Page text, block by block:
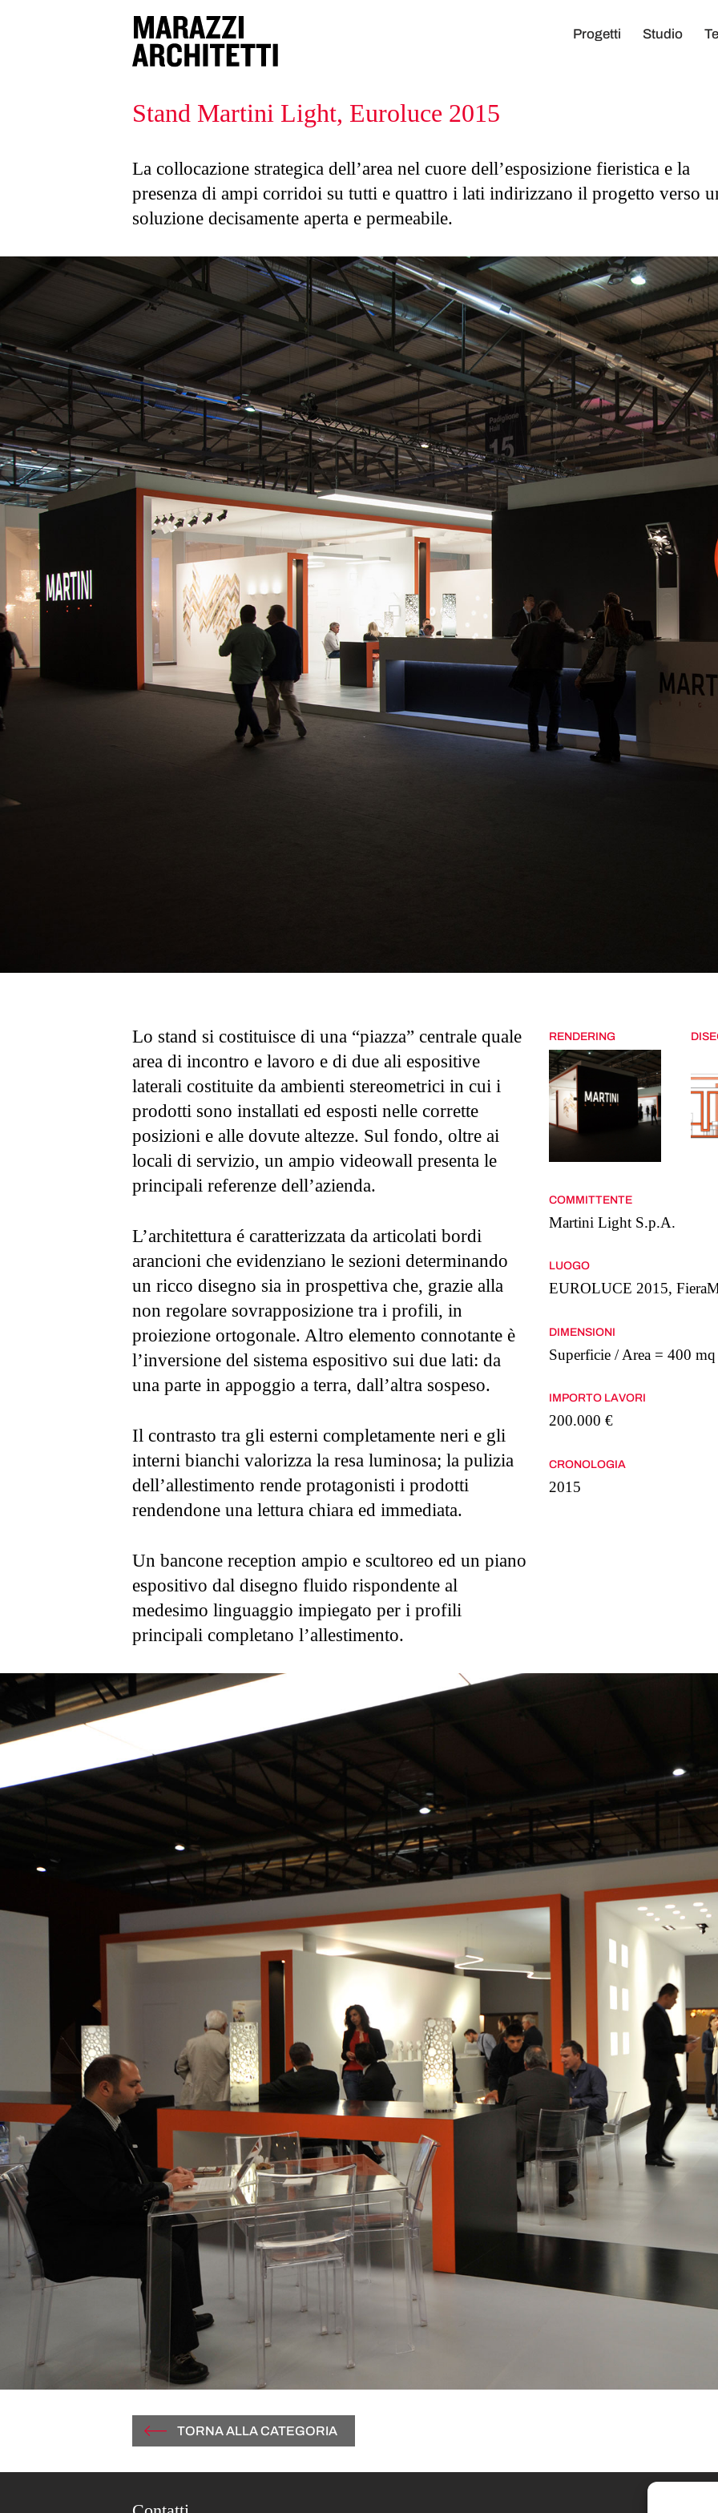
Progetti Studio
Stand Martini Light, Euroluce 2015
La collocazione strategica dell’area nel cuore dell’esposizione fieristica e la
presenza di ampi corridoi su tutti e quattro i lati indirizzano il progetto verso
soluzione decisamente aperta e permeabile.
Lo stand si costituisce di una “piazza” centrale quale
area di incontro e lavoro e di due ali espositive
laterali costituite da ambienti stereometrici in cui i
prodotti sono installati ed esposti nelle corrette
posizioni e alle dovute altezze. Sul fondo, oltre ai
locali di servizio, un ampio videowall presenta le
principali referenze dell’azienda.
L’architettura é caratterizzata da articolati bordi
arancioni che evidenziano le sezioni determinando
un ricco disegno sia in prospettiva che, grazie alla
non regolare sovrapposizione tra i profili, in
proiezione ortogonale. Altro elemento connotante è
l’inversione del sistema espositivo sui due lati: da
una parte in appoggio a terra, dall’altra sospeso.
Il contrasto tra gli esterni completamente neri e gli
interni bianchi valorizza la resa luminosa; la pulizia
dell’allestimento rende protagonisti i prodotti
rendendone una lettura chiara ed immediata.
Un bancone reception ampio e scultoreo ed un piano
espositivo dal disegno fluido rispondente al
medesimo linguaggio impiegato per i profili
principali completano l’allestimento.
RENDERING
COMMITTENTE
Martini Light S.p.A.
LUOGO
EUROLUCE 2015,
DIMENSIONI
Superficie / Area = 400 mq
IMPORTO LAVORI
200.000 €
CRONOLOGIA
2015
TORNA ALLA CATEGORIA